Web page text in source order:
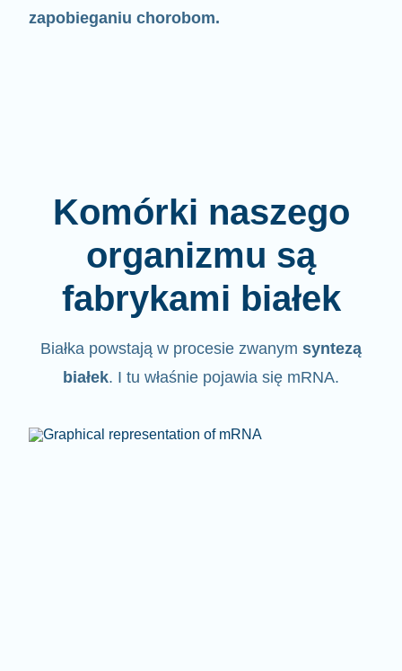
zapobieganiu chorobom.
Komórki naszego
organizmu są
fabrykami białek
Białka powstają w procesie zwanym syntezą
białek. I tu właśnie pojawia się mRNA.